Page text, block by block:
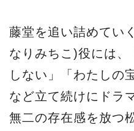
藤堂を追い詰めてい
なりみちこ)役には、
しない」「わたしの
など立て続けにドラ
無二の存在感を放つ